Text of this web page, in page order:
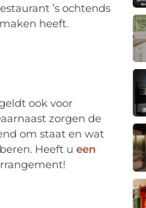
’s ochtends
heeft.
ook voor
zorgen de
om staat en wat
Heeft u een